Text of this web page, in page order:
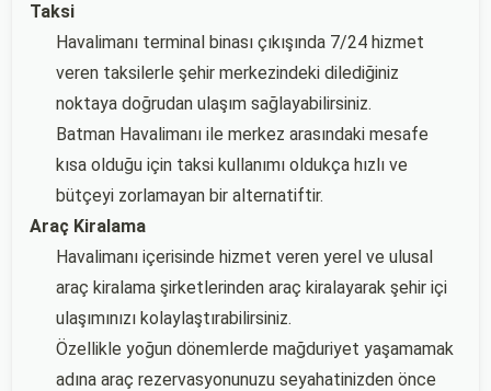
Taksi
Havalimanı terminal binası çıkışında 7/24 hizmet
veren taksilerle şehir merkezindeki dilediğiniz
noktaya doğrudan ulaşım sağlayabilirsiniz.
Batman Havalimanı ile merkez arasındaki mesafe
kısa olduğu için taksi kullanımı oldukça hızlı ve
bütçeyi zorlamayan bir alternatiftir.
Araç Kiralama
Havalimanı içerisinde hizmet veren yerel ve ulusal
araç kiralama şirketlerinden araç kiralayarak şehir içi
ulaşımınızı kolaylaştırabilirsiniz.
Özellikle yoğun dönemlerde mağduriyet yaşamamak
adına araç rezervasyonunuzu seyahatinizden önce